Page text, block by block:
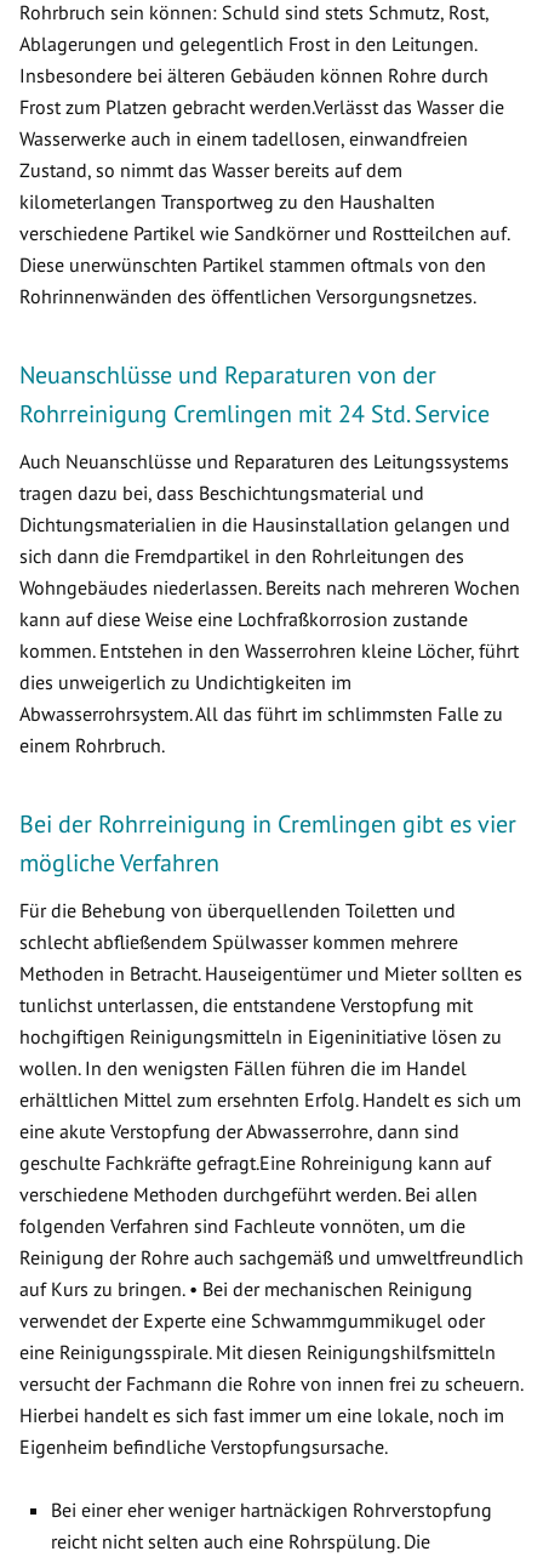
Rohrbruch sein können: Schuld sind stets Schmutz, Rost,
Ablagerungen und gelegentlich Frost in den Leitungen.
Insbesondere bei älteren Gebäuden können Rohre durch
Frost zum Platzen gebracht werden.Verlässt das Wasser die
Wasserwerke auch in einem tadellosen, einwandfreien
Zustand, so nimmt das Wasser bereits auf dem
kilometerlangen Transportweg zu den Haushalten
verschiedene Partikel wie Sandkörner und Rostteilchen auf.
Diese unerwünschten Partikel stammen oftmals von den
Rohrinnenwänden des öffentlichen Versorgungsnetzes.
Neuanschlüsse und Reparaturen von der
Rohrreinigung Cremlingen mit 24 Std. Service
Auch Neuanschlüsse und Reparaturen des Leitungssystems
tragen dazu bei, dass Beschichtungsmaterial und
Dichtungsmaterialien in die Hausinstallation gelangen und
sich dann die Fremdpartikel in den Rohrleitungen des
Wohngebäudes niederlassen. Bereits nach mehreren Wochen
kann auf diese Weise eine Lochfraßkorrosion zustande
kommen. Entstehen in den Wasserrohren kleine Löcher, führt
dies unweigerlich zu Undichtigkeiten im
Abwasserrohrsystem. All das führt im schlimmsten Falle zu
einem Rohrbruch.
Bei der Rohrreinigung in Cremlingen gibt es vier
mögliche Verfahren
Für die Behebung von überquellenden Toiletten und
schlecht abfließendem Spülwasser kommen mehrere
Methoden in Betracht. Hauseigentümer und Mieter sollten es
tunlichst unterlassen, die entstandene Verstopfung mit
hochgiftigen Reinigungsmitteln in Eigeninitiative lösen zu
wollen. In den wenigsten Fällen führen die im Handel
erhältlichen Mittel zum ersehnten Erfolg. Handelt es sich um
eine akute Verstopfung der Abwasserrohre, dann sind
geschulte Fachkräfte gefragt.Eine Rohreinigung kann auf
verschiedene Methoden durchgeführt werden. Bei allen
folgenden Verfahren sind Fachleute vonnöten, um die
Reinigung der Rohre auch sachgemäß und umweltfreundlich
auf Kurs zu bringen. • Bei der mechanischen Reinigung
verwendet der Experte eine Schwammgummikugel oder
eine Reinigungsspirale. Mit diesen Reinigungshilfsmitteln
versucht der Fachmann die Rohre von innen frei zu scheuern.
Hierbei handelt es sich fast immer um eine lokale, noch im
Eigenheim befindliche Verstopfungsursache.
Bei einer eher weniger hartnäckigen Rohrverstopfung
reicht nicht selten auch eine Rohrspülung. Die